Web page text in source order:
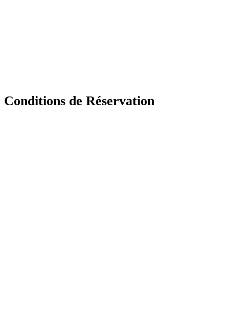
Conditions de Réservation